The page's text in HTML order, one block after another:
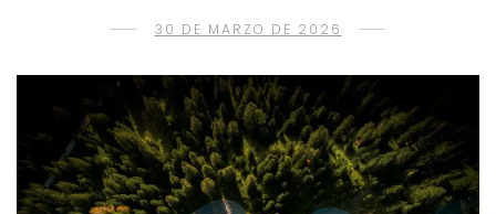
30 DE MARZO DE 2026